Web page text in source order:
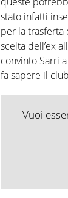
stato infatti
per la trasferta
scelta dell’ex
convinto Sarri
fa sapere il
Vuoi